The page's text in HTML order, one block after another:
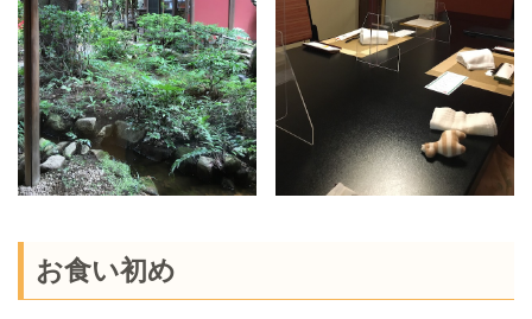
お食い初め